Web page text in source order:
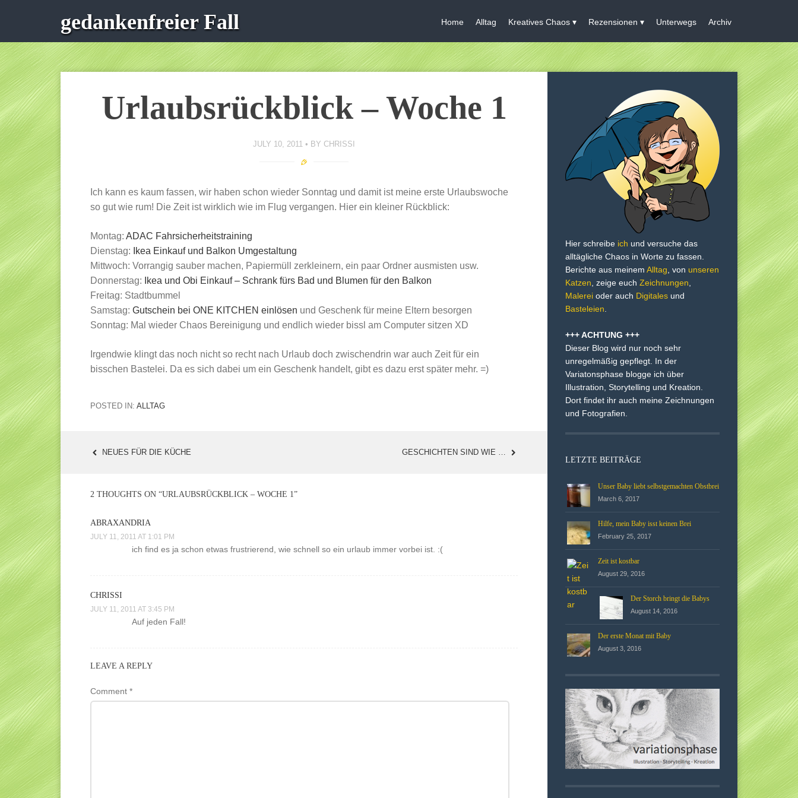
gedankenfreier Fall Home Alltag Kreatives Chaos Rezensionen Unterwegs Archiv
Urlaubsrückblick – Woche 1
JULY 10, 2011 BY CHRISSI
Ich kann es kaum fassen, wir haben schon wieder Sonntag und damit ist meine erste Urlaubswoche
so gut wie rum! Die Zeit ist wirklich wie im Flug vergangen. Hier ein kleiner Rückblick:
Montag: ADAC Fahrsicherheitstraining
Dienstag:
Ikea Einkauf und Balkon Umgestaltung
Mittwoch: Vorrangig sauber machen, Papiermüll zerkleinern, ein paar Ordner ausmisten usw.
Donnerstag:
Ikea und Obi Einkauf – Schrank fürs Bad und Blumen für den Balkon
Freitag: Stadtbummel
Samstag: Gutschein bei ONE KITCHEN einlösen und Geschenk für meine Eltern besorgen
Sonntag: Mal wieder Chaos Bereinigung und endlich wieder bissl am Computer sitzen XD
Irgendwie klingt das noch nicht so recht nach Urlaub doch zwischendrin war auch Zeit für ein
bisschen Bastelei. Da es sich dabei um ein Geschenk handelt, gibt es dazu erst später mehr. =)
POSTED IN: ALLTAG
POST
NEUES FÜR DIE KÜCHE GESCHICHTEN SIND WIE …
2 THOUGHTS ON “URLAUBSRÜCKBLICK – WOCHE 1”
ABRAXANDRIA
JULY 11, 2011 AT 1:01 PM
ich find es ja schon etwas frustrierend, wie schnell so ein urlaub immer vorbei ist. :(
CHRISSI
JULY 11, 2011 AT 3:45 PM
Auf jeden Fall!
LEAVE A REPLY
Comment *
Hier schreibe ich und versuche das
alltägliche Chaos in Worte zu fassen.
Berichte aus meinem Alltag , von unseren
Katzen , zeige euch Zeichnungen
Malerei oder auch Digitales und
Basteleien
+++ ACHTUNG +++
Dieser Blog wird nur noch sehr
unregelmäßig gepflegt. In der
Variatonsphase blogge ich über
Illustration, Storytelling und Kreation.
Dort findet ihr auch meine Zeichnungen
und Fotografien.
LETZTE BEITRÄGE
Unser Baby liebt selbstgemachten Obstbrei
March 6, 2017
Hilfe, mein Baby isst keinen Brei
February 25, 2017
Zeit ist kostbar
August 29, 2016
Der Storch bringt die Babys
August 14, 2016
Der erste Monat mit Baby
August 3, 2016